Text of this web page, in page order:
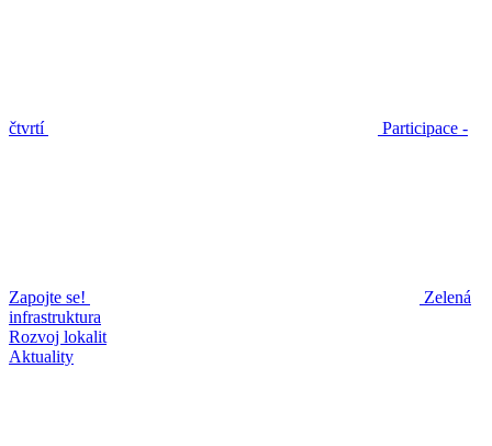
čtvrtí Participace -
Zapojte se!
Zelená
infrastruktura
Rozvoj lokalit
Aktuality